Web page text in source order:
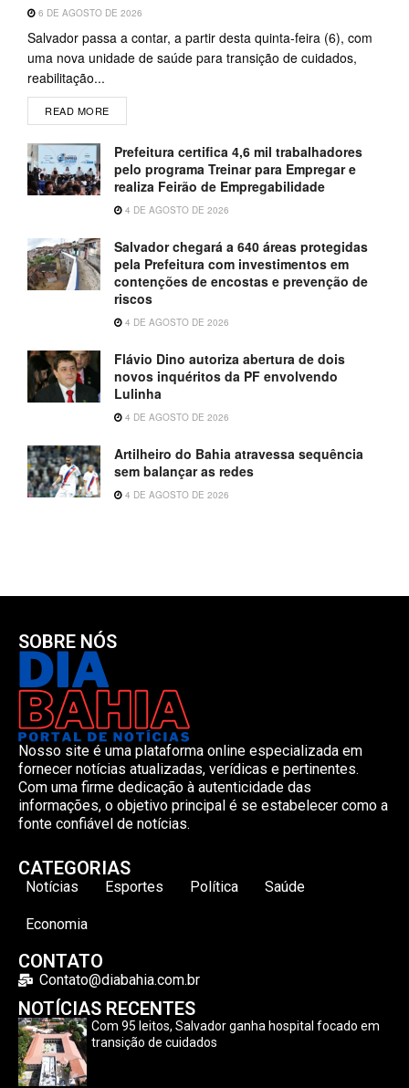
6 DE AGOSTO DE 2026
Salvador passa a contar, a partir desta quinta-feira (6), com
uma nova unidade de saúde para transição de cuidados,
reabilitação...
READ MORE
Prefeitura certifica 4,6 mil trabalhadores
pelo programa Treinar para Empregar e
realiza Feirão de Empregabilidade
4 DE AGOSTO DE 2026
Salvador chegará a 640 áreas protegidas
pela Prefeitura com investimentos em
contenções de encostas e prevenção de
riscos
4 DE AGOSTO DE 2026
Flávio Dino autoriza abertura de dois
novos inquéritos da PF envolvendo
Lulinha
4 DE AGOSTO DE 2026
Artilheiro do Bahia atravessa sequência
sem balançar as redes
4 DE AGOSTO DE 2026
SOBRE NÓS
Nosso site é uma plataforma online especializada em
fornecer notícias atualizadas, verídicas e pertinentes.
Com uma firme dedicação à autenticidade das
informações, o objetivo principal é se estabelecer como a
fonte confiável de notícias.
CATEGORIAS
Notícias Esportes Política Saúde
Economia
CONTATO
Contato@diabahia.com.br
NOTÍCIAS RECENTES
Com 95 leitos, Salvador ganha hospital focado em
transição de cuidados